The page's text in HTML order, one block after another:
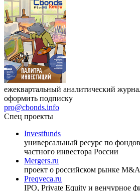
17.09.2026, Ташкент
ЖурналCbonds Review
ежеквартальный аналитический журнал
оформить подписку
pro@cbonds.info
Спец проекты
Investfunds
универсальный ресурс по
частного инвестора России